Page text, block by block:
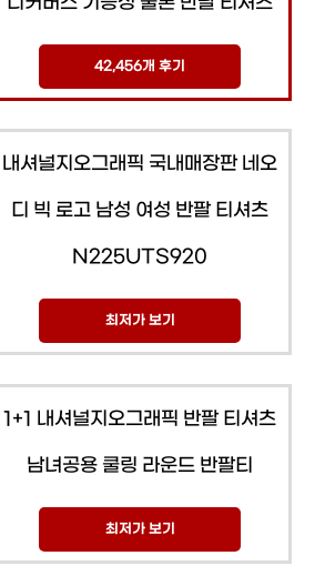
42,456개 후기
내셔널지오그래픽 국내매장판 네오
디 빅 로고 남성 여성 반팔 티셔츠
N225UTS920
최저가 보기
1+1 내셔널지오그래픽 반팔 티셔츠
남녀공용 쿨링 라운드 반팔티
최저가 보기